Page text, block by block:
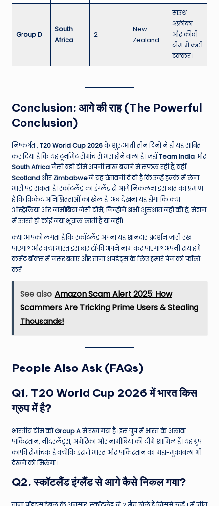
Group D
South
Africa
2
New
Zealand
साउथ
अफ्रीका
और कीवी
टीम में कड़ी
टक्कर।
Conclusion: आगे की राह (The Powerful
Conclusion)
निष्कर्षतः, T20 World Cup 2026के शुरुआती तीन दिनों ने ही यह साबित
कर दिया है कि यह टूर्नामेंट रोमांच से भरा होने वाला है। जहाँTeam India और
South Africaजैसी बड़ी टीमें अपनी साख बचाने में सफल रही हैं, वहीं
Scotland और Zimbabweने यह चेतावनी दे दी है कि उन्हें हल्के में लेना
भारी पड़ सकता है। स्कॉटलैंड का इंग्लैंड से आगे निकलना इस बात का प्रमाण
है कि क्रिकेट अनिश्चितताओं का खेल है। अब देखना यह होगा कि क्या
ऑस्ट्रेलिया और नामीबिया जैसी टीमें, जिन्होंने अभी शुरुआत नहीं की है, मैदान
में उतरते ही कोई नया भूचाल लाती हैं या नहीं।
क्या आपको लगता है कि स्कॉटलैंड अपना यह शानदार प्रदर्शन जारी रख
पाएगा? और क्या भारत इस बार ट्रॉफी अपने नाम कर पाएगा? अपनी राय हमें
कमेंट बॉक्स में जरूर बताएं और ताज़ा अपडेट्स के लिए हमारे पेज को फॉलो
करें!
See also Amazon Scam Alert 2025: How
Scammers Are Tricking Prime Users & Stealing
Thousands!
People Also Ask (FAQs)
Q1. T20 World Cup 2026 में भारत किस
ग्रुप में है?
भारतीय टीम कोGroup Aमें रखा गया है। इस ग्रुप में भारत के अलावा
पाकिस्तान, नीदरलैंड्स, अमेरिका और नामीबिया की टीमें शामिल हैं। यह ग्रुप
काफी रोमांचक है क्योंकि इसमें भारत और पाकिस्तान का महा-मुकाबला भी
देखने को मिलेगा।
Q2. स्कॉटलैंड इंग्लैंड से आगे कैसे निकल गया?